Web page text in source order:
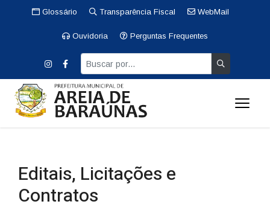
Glossário Transparência Fiscal WebMail
Ouvidoria Perguntas Frequentes
Editais, Licitações e
Contratos